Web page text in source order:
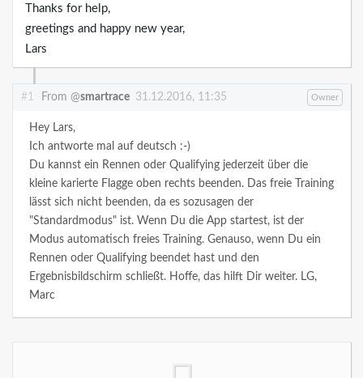
Thanks for help,
greetings and happy new year,
Lars
#1 From @smartrace 31.12.2016, 11:35 Owner
Hey Lars,
Ich antworte mal auf deutsch :-)
Du kannst ein Rennen oder Qualifying jederzeit über die
kleine karierte Flagge oben rechts beenden. Das freie Training
lässt sich nicht beenden, da es sozusagen der
"Standardmodus" ist. Wenn Du die App startest, ist der
Modus automatisch freies Training. Genauso, wenn Du ein
Rennen oder Qualifying beendet hast und den
Ergebnisbildschirm schließt. Hoffe, das hilft Dir weiter. LG,
Marc